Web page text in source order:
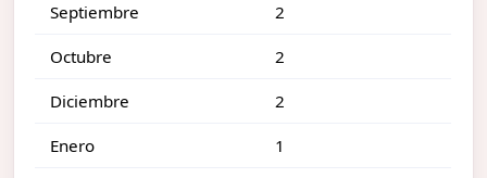
Septiembre 2
Octubre 2
Diciembre 2
Enero 1